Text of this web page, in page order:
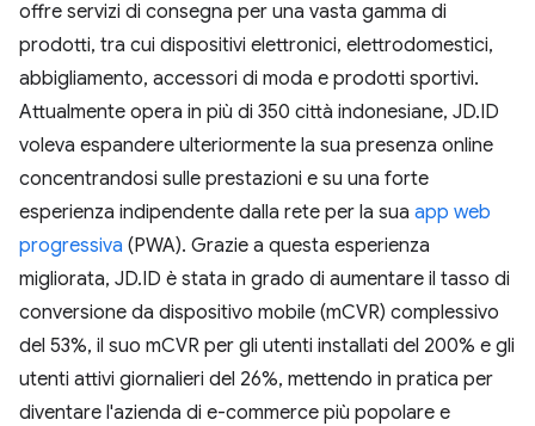
offre servizi di consegna per una vasta gamma di
prodotti, tra cui dispositivi elettronici, elettrodomestici,
abbigliamento, accessori di moda e prodotti sportivi.
Attualmente opera in più di 350 città indonesiane, JD.ID
voleva espandere ulteriormente la sua presenza online
concentrandosi sulle prestazioni e su una forte
esperienza indipendente dalla rete per la sua app web
progressiva (PWA). Grazie a questa esperienza
migliorata, JD.ID è stata in grado di aumentare il tasso di
conversione da dispositivo mobile (mCVR) complessivo
del 53%, il suo mCVR per gli utenti installati del 200% e gli
utenti attivi giornalieri del 26%, mettendo in pratica per
diventare l'azienda di e-commerce più popolare e